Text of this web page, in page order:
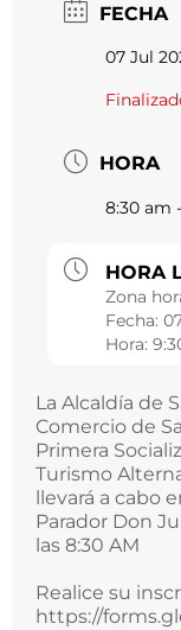
FECHA
07 Jul
HORA
8:30 am
HORA
Zona
Fecha:
Hora:
La Alcaldía de
Comercio de
Primera
Turismo
llevará a cabo
Parador Don
las 8:30 AM
Realice su
https://